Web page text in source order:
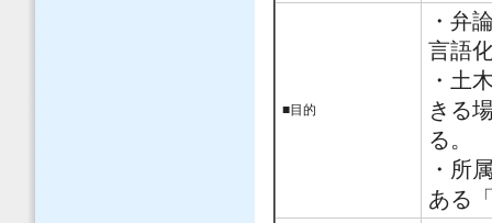
■目的
・弁
言語
・土
きる
る。
・所
ある